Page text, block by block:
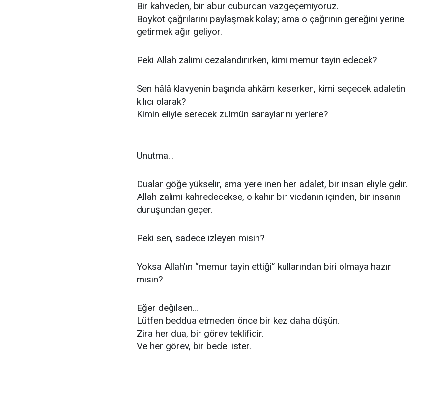
Bir kahveden, bir abur cuburdan vazgeçemiyoruz.
Boykot çağrılarını paylaşmak kolay; ama o çağrının gereğini yerine
getirmek ağır geliyor.
Peki Allah zalimi cezalandırırken, kimi memur tayin edecek?
Sen hâlâ klavyenin başında ahkâm keserken, kimi seçecek adaletin
kılıcı olarak?
Kimin eliyle serecek zulmün saraylarını yerlere?
Unutma…
Dualar göğe yükselir, ama yere inen her adalet, bir insan eliyle gelir.
Allah zalimi kahredecekse, o kahır bir vicdanın içinden, bir insanın
duruşundan geçer.
Peki sen, sadece izleyen misin?
Yoksa Allah’ın “memur tayin ettiği” kullarından biri olmaya hazır
mısın?
Eğer değilsen…
Lütfen beddua etmeden önce bir kez daha düşün.
Zira her dua, bir görev teklifidir.
Ve her görev, bir bedel ister.